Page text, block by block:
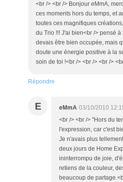
<br /> <br /> Bonjour eMmA,
ces moments hors du temps, et
toutes ces magnifiques
du Trio !!! J'ai bien<br /> pensé
devais être bien occupée, mais
doute une énergie positive à la
soin de toi !<br /> <br /> <br />
Répondre
E eMmA 03/10/2010
<br /> <br /> "Hors du
l'expression, car c'est
Je n'avais plus
deux jours de Home
ininterrompu de joie,
retiens de la couleur,
beaucoup de